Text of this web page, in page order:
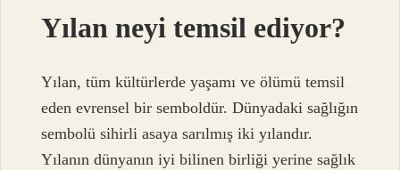
Yılan neyi temsil ediyor?
Yılan, tüm kültürlerde yaşamı ve ölümü temsil
eden evrensel bir semboldür. Dünyadaki sağlığın
sembolü sihirli asaya sarılmış iki yılandır.
Yılanın dünyanın iyi bilinen birliği yerine sağlık